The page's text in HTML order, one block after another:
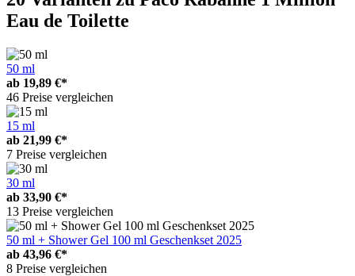
Eau de Toilette
50 ml
ab 19,89 €*
46 Preise vergleichen
15 ml
ab 21,99 €*
7 Preise vergleichen
30 ml
ab 33,90 €*
13 Preise vergleichen
50 ml + Shower Gel 100 ml Geschenkset 2025
ab 43,96 €*
8 Preise vergleichen